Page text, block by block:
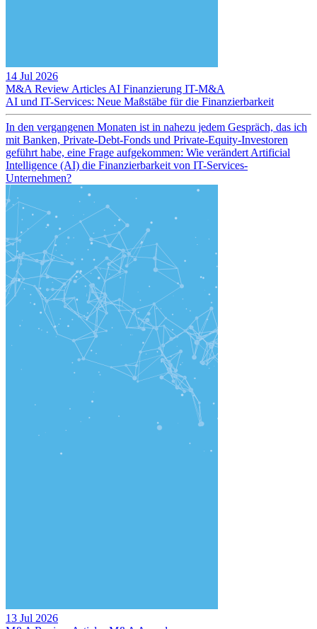
14 Jul 2026
M&A ReviewArticlesAI Finanzierung IT-M&A
AI und IT-Services: Neue Maßstäbe für die Finanzierbarkeit
In den vergangenen Monaten ist in nahezu jedem Gespräch, das ich
mit Banken, Private-Debt-Fonds und Private-Equity-Investoren
geführt habe, eine Frage aufgekommen: Wie verändert Artificial
Intelligence (AI) die Finanzierbarkeit von IT-Services-
Unternehmen?
13 Jul 2026